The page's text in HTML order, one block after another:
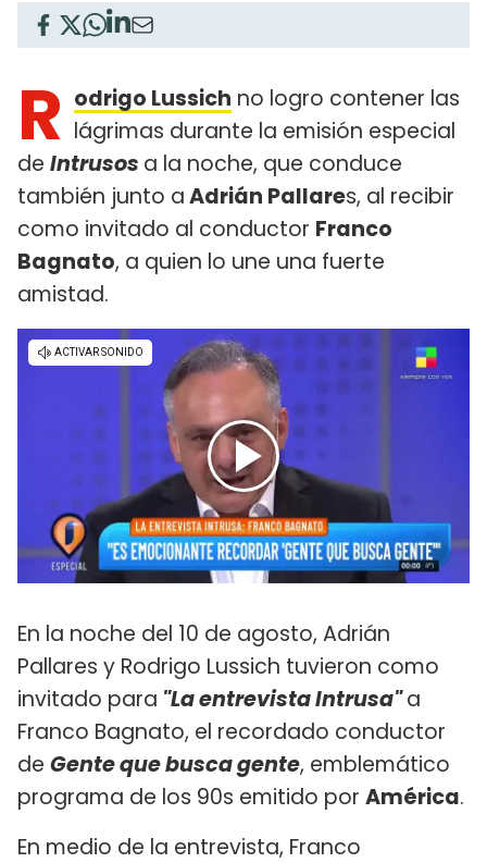
R odrigo Lussich no logro contener las
lágrimas durante la emisión especial
de Intrusos a la noche, que conduce
también junto aAdrián Pallares, al recibir
como invitado al conductor Franco
Bagnato, a quien lo une una fuerte
amistad.
En la noche del 10 de agosto, Adrián
Pallares y Rodrigo Lussich tuvieron como
invitado para "La entrevista Intrusa"a
Franco Bagnato, el recordado conductor
de Gente que busca gente, emblemático
programa de los 90s emitido por América.
En medio de la entrevista, Franco